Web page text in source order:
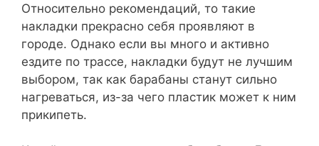
Относительно рекомендаций, то такие
накладки прекрасно себя проявляют в
городе. Однако если вы много и активно
ездите по трассе, накладки будут не лучшим
выбором, так как барабаны станут сильно
нагреваться, из-за чего пластик может к ним
прикипеть.